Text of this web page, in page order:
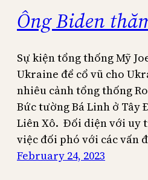
Ông Biden
Sự kiện tổng thống Mỹ
Ukraine để cổ vũ cho
nhiêu cảnh tổng thống
Bức tường Bá Linh ở Tây
Liên Xô. Đối diện với uy
việc đối phó với các vấn
February 24, 2023